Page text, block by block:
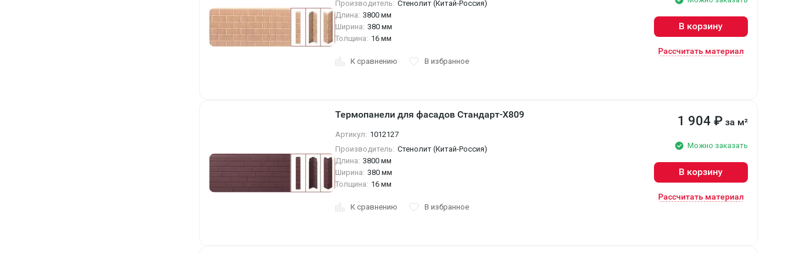
Производитель: Стенолит (Китай-Россия)
Длина: 3800 мм
Ширина: 380 мм
Толщина: 16 мм
К сравнению В избранное
В корзину
Рассчитать материал
Термопанели для фасадов Стандарт-X809
Артикул: 1012127
Производитель: Стенолит (Китай-Россия)
Длина: 3800 мм
Ширина: 380 мм
Толщина: 16 мм
К сравнению В избранное
1 904 ₽ за м²
Можно заказать
В корзину
Рассчитать материал